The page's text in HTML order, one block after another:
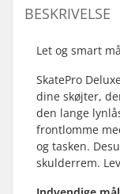
BESKRIVELSE
Let og smart
SkatePro
dine skøjter,
den lange
frontlomme
og tasken.
skulderrem.